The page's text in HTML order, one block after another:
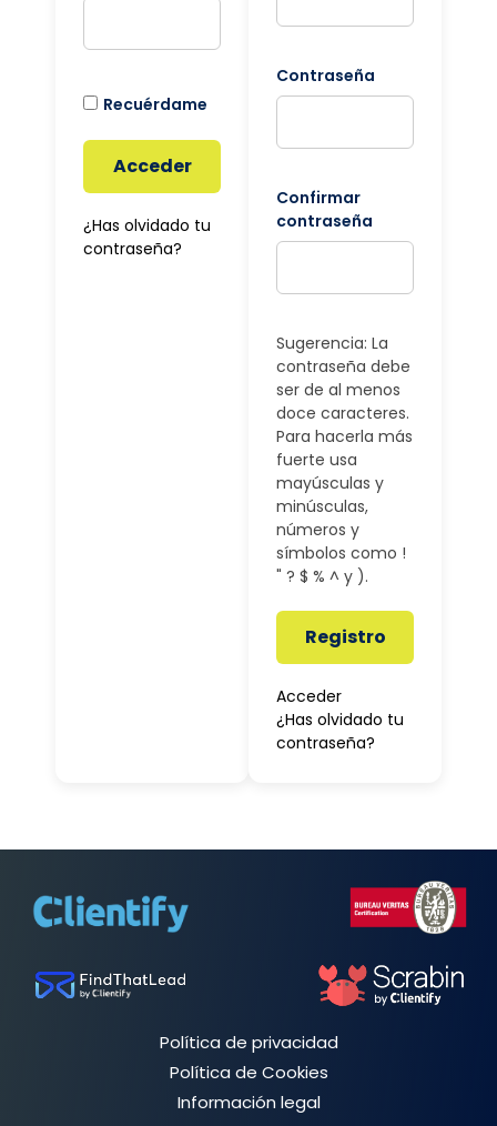
Recuérdame
Acceder
¿Has olvidado tu
contraseña?
Contraseña
Confirmar
contraseña
Sugerencia: La
contraseña debe
ser de al menos
doce caracteres.
Para hacerla más
fuerte usa
mayúsculas y
minúsculas,
números y
símbolos como !
" ? $ % ^ y ).
Registro
Acceder
¿Has olvidado tu
contraseña?
Política de privacidad
Política de Cookies
Información legal